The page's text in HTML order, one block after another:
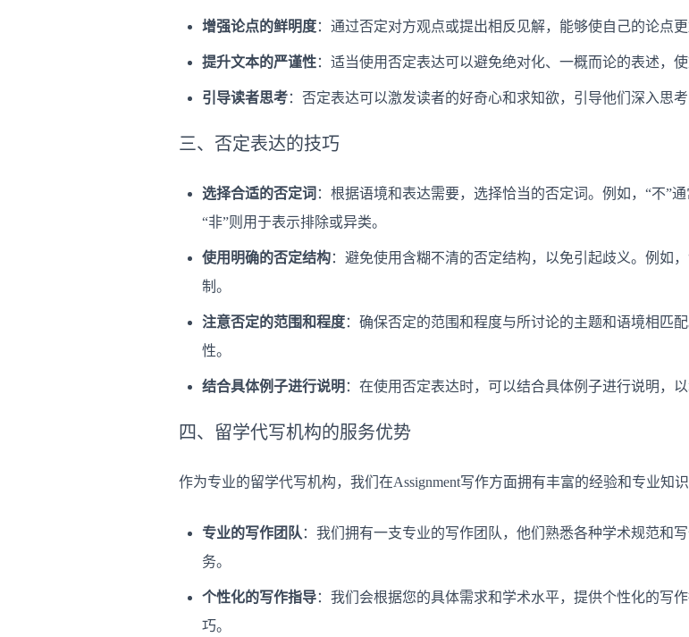
增强论点的鲜明度：通过否定对方观点或提出相反见解，能够使自己的论点更
提升文本的严谨性：适当使用否定表达可以避免绝对化、一概而论的表述，使
引导读者思考：否定表达可以激发读者的好奇心和求知欲，引导他们深入思考
三、否定表达的技巧
选择合适的否定词 ：根据语境和表达需要，选择恰当的否定词。例如，“不”
“非”则用于表示排除或异类。
使用明确的否定结构：避免使用含糊不清的否定结构，以免引起歧义。例如
制。
注意否定的范围和程度：确保否定的范围和程度与所讨论的主题和语境相匹
性。
结合具体例子进行说明 ：在使用否定表达时，可以结合具体例子进行说明，
四、留学代写机构的服务优势
作为专业的留学代写机构，我们在Assignment写作方面拥有丰富的经验和专业知
专业的写作团队 ：我们拥有一支专业的写作团队，他们熟悉各种学术规范和
务。
个性化的写作指导：我们会根据您的具体需求和学术水平，提供个性化的写
巧。